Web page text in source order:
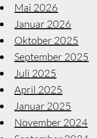
Mai 2026
Januar 2026
Oktober 2025
September 2025
Juli 2025
April 2025
Januar 2025
November 2024